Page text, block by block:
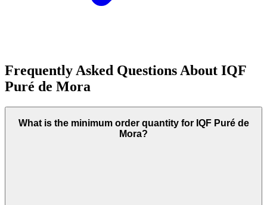
Frequently Asked Questions About IQF
Puré de Mora
What is the minimum order quantity for IQF Puré de
Mora?